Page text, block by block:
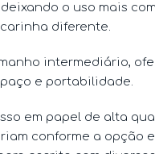
o uso mais
diferente.
intermediário,
e portabilidade.
em papel de alta
conforme a opção